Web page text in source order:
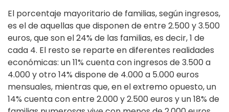
El porcentaje mayoritario de familias, según ingresos,
es el de aquellas que disponen de entre 2.500 y 3.500
euros, que son el 24% de las familias, es decir, 1 de
cada 4. El resto se reparte en diferentes realidades
económicas: un 11% cuenta con ingresos de 3.500 a
4.000 y otro 14% dispone de 4.000 a 5.000 euros
mensuales, mientras que, en el extremo opuesto, un
14% cuenta con entre 2.000 y 2.500 euros y un 18% de